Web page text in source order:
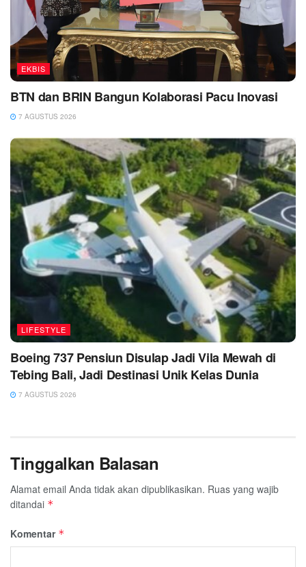
EKBIS
BTN dan BRIN Bangun Kolaborasi Pacu Inovasi
7 AGUSTUS 2026
LIFESTYLE
Boeing 737 Pensiun Disulap Jadi Vila Mewah di
Tebing Bali, Jadi Destinasi Unik Kelas Dunia
7 AGUSTUS 2026
Tinggalkan Balasan
Alamat email Anda tidak akan dipublikasikan. Ruas yang wajib
ditandai *
Komentar *